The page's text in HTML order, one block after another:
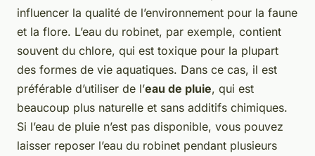
influencer la qualité de l’environnement pour la faune
et la flore. L’eau du robinet, par exemple, contient
souvent du chlore, qui est toxique pour la plupart
des formes de vie aquatiques. Dans ce cas, il est
préférable d’utiliser de l’eau de pluie, qui est
beaucoup plus naturelle et sans additifs chimiques.
Si l’eau de pluie n’est pas disponible, vous pouvez
laisser reposer l’eau du robinet pendant plusieurs